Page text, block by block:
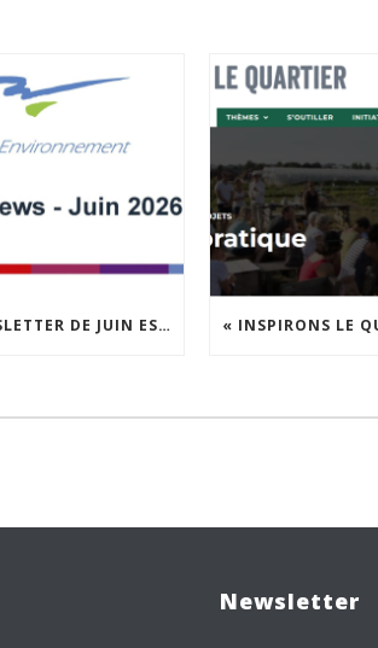
NOTRE NEWSLETTER DE JUIN EST EN LIGNE !
Newsletter